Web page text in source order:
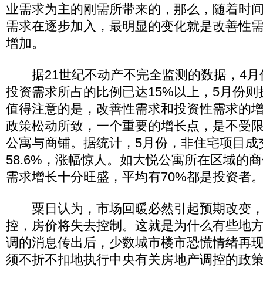
业需求为主的刚需所带来的，那么，随着时
需求在逐步加入，最明显的变化就是改善性
增加。
据21世纪不动产不完全监测的数据，4月
投资需求所占的比例已达15%以上，5月份
值得注意的是，改善性需求和投资性需求的
政策松动所致，一个重要的增长点，是不受
公寓与商铺。据统计，5月份，非住宅项目
58.6%，涨幅惊人。如大悦公寓所在区域的
需求增长十分旺盛，平均有70%都是投资者
粟日认为，市场回暖必然引起预期改变
控，房价将失去控制。这就是为什么有些地
调的消息传出后，少数城市楼市恐慌情绪再
须不折不扣地执行中央有关房地产调控的政